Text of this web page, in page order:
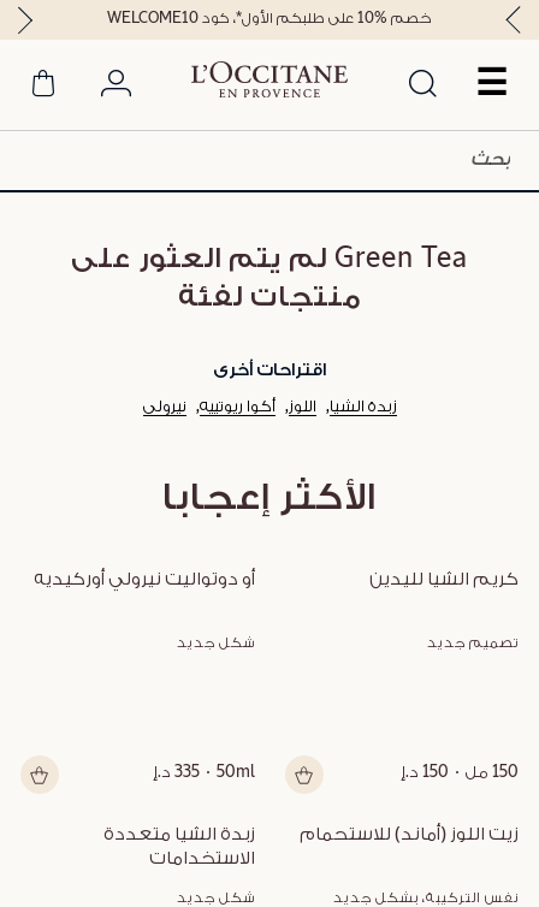
☰
خصم %10 على طلبكم الأول*، كود WELCOME10
Green Tea لم يتم العثور على
منتجات لفئة
اقتراحات أخرى
زبدة الشيا اللوز أكوا ريوتييه نيرولي
الأكثر إعجابا
كريم الشيا لليدين
تصميم جديد
150 مل 150 د.إ
أو دوتواليت نيرولي أوركيديه
شكل جديد
50ml 335 د.إ
زيت اللوز (أماند) للاستحمام
نفس التركيبة، بشكل جديد
الاستخدامات
شكل جديد